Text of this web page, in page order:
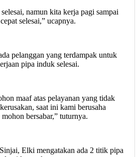
namun kita kerja pagi sampai
selesai,” ucapnya.
pelanggan yang terdampak untuk
pipa induk selesai.
maaf atas pelayanan yang tidak
saat ini kami berusaha
bersabar,” tuturnya.
Elki mengatakan ada 2 titik pipa